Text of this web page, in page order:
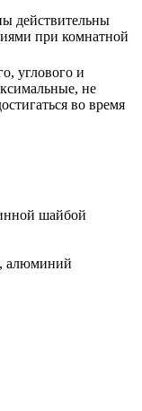
действительны
при комнатной
углового и
не
во время
шайбой
алюминий